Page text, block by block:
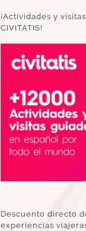
¡Actividades y
CIVITATIS!
Descuento directo
experiencias